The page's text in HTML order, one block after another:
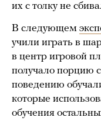
их с толку не
В следующем
учили играть в
в центр игровой
получало порцию
поведению
которые
обучения